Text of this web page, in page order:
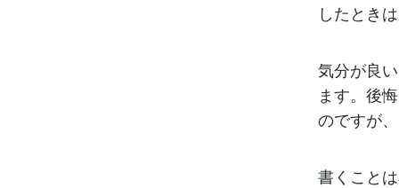
したとき
気分が良
ます。後
のですが
書くこと